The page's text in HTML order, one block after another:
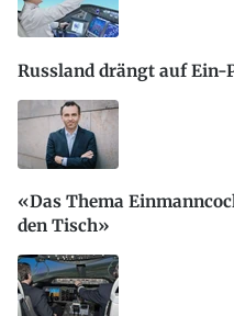
Russland drängt auf Ein-
«Das Thema
den Tisch»